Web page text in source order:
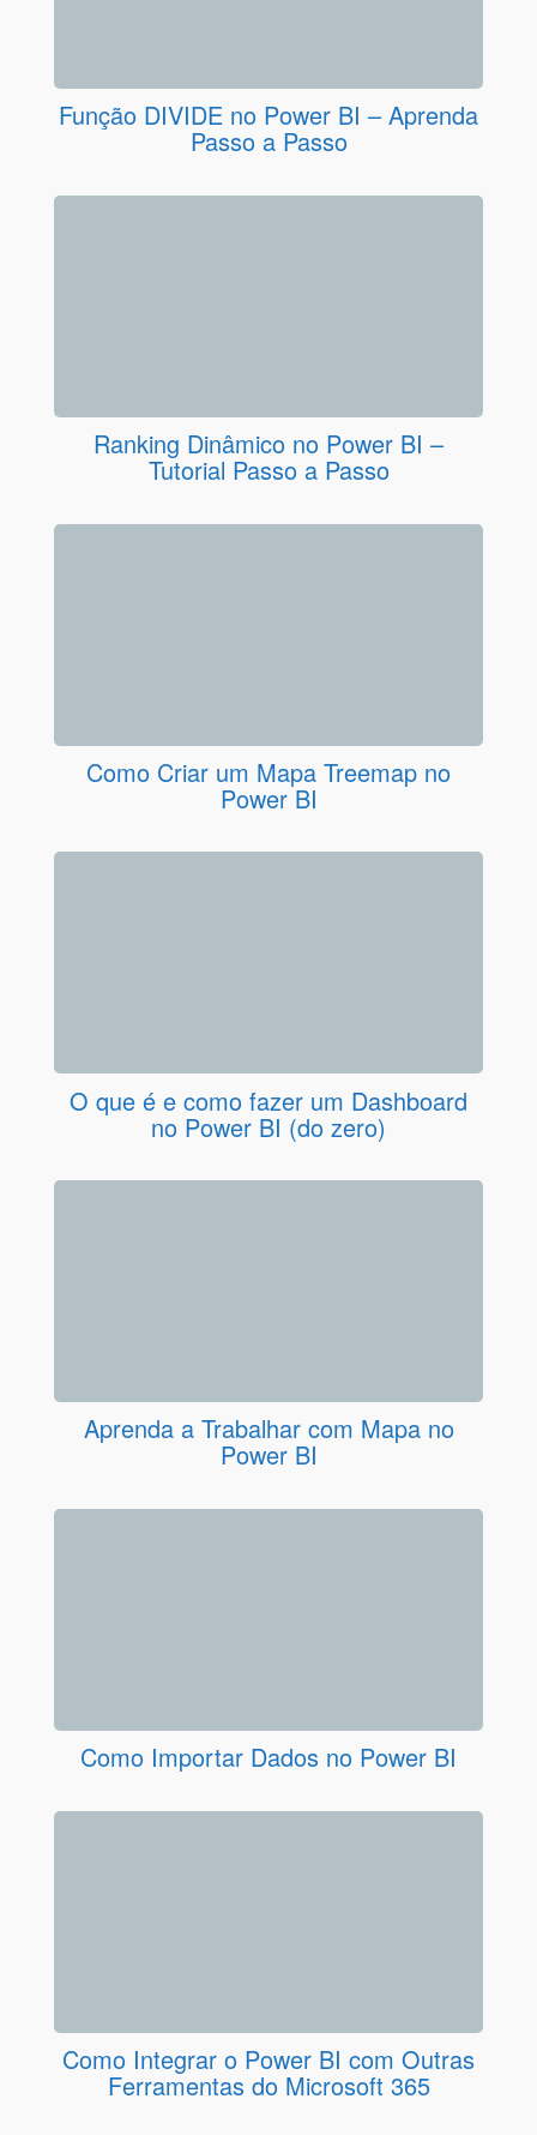
Função DIVIDE no Power BI – Aprenda
Passo a Passo
Ranking Dinâmico no Power BI –
Tutorial Passo a Passo
Como Criar um Mapa Treemap no
Power BI
O que é e como fazer um Dashboard
no Power BI (do zero)
Aprenda a Trabalhar com Mapa no
Power BI
Como Importar Dados no Power BI
Como Integrar o Power BI com Outras
Ferramentas do Microsoft 365